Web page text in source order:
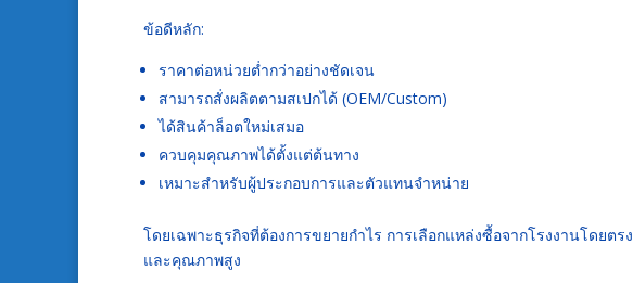
ข้อดีหลัก:
ราคาต่อหน่วยต่ำกว่าอย่างชัดเจน
สามารถสั่งผลิตตามสเปกได้ (OEM/Custom)
ได้สินค้าล็อตใหม่เสมอ
ควบคุมคุณภาพได้ตั้งแต่ต้นทาง
เหมาะสำหรับผู้ประกอบการและตัวแทนจำหน่าย
โดยเฉพาะธุรกิจที่ต้องการขยายกำไร การเลือกแหล่งซื้อจากโรงงานโดย
และคุณภาพสูง